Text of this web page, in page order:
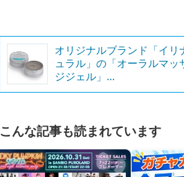
オリジナルブランド「イリ
ュラル」の「オーラルマッ
ジジェル」...
こんな記事も読まれています